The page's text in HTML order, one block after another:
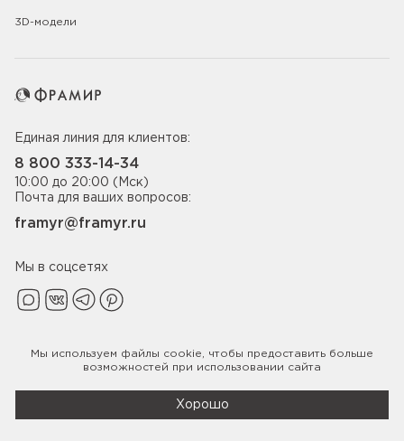
3D-модели
Единая линия для клиентов:
8 800 333-14-34
10:00 до 20:00 (Мск)
Почта для ваших вопросов:
framyr@framyr.ru
Мы в соцсетях
Политика конфиденциальности
Мы используем файлы cookie , чтобы предоставить больше
возможностей при использовании сайта
Хорошо